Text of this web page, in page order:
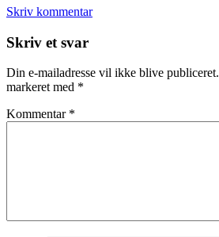
Skriv kommentar
Læserinteraktioner
Skriv et svar
Din e-mailadresse vil ikke blive publiceret.
markeret med *
Kommentar *